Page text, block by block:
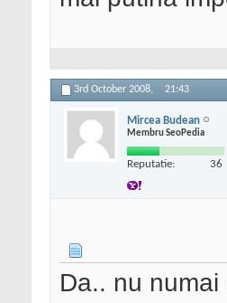
3rd October 2008, 21:43
Mircea Budean
Membru SeoPedia
Reputatie: 36
Da.. nu